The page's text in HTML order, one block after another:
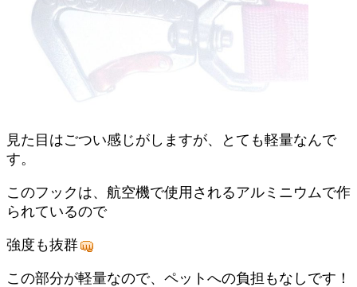
見た目はごつい感じがしますが、とても軽量なんで
す。
このフックは、航空機で使用されるアルミニウムで作
られているので
強度も抜群
この部分が軽量なので、ペットへの負担もなしです！